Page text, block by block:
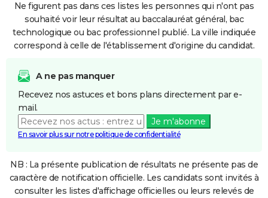
Ne figurent pas dans ces listes les personnes qui n'ont pas
souhaité voir leur résultat au baccalauréat général, bac
technologique ou bac professionnel publié. La ville indiquée
correspond à celle de l'établissement d'origine du candidat.
A ne pas manquer
Recevez nos astuces et bons plans directement par e-
mail.
Je m'abonne
En savoir plus sur notre politique de confidentialité
NB : La présente publication de résultats ne présente pas de
caractère de notification officielle. Les candidats sont invités à
consulter les listes d'affichage officielles ou leurs relevés de